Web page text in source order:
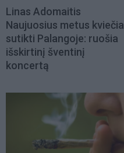
Linas Adomaitis
Naujuosius metus kviečia
sutikti Palangoje: ruošia
išskirtinį šventinį
koncertą